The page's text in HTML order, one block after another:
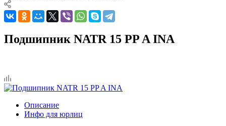
Подшипник NATR 15 PP A INA
Описание
Инфо для юрлиц